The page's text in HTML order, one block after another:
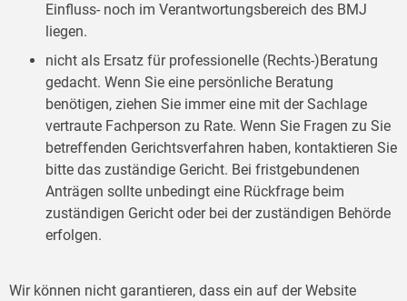
Einfluss- noch im Verantwortungsbereich des BMJ
liegen.
nicht als Ersatz für professionelle (Rechts-)Beratung
gedacht. Wenn Sie eine persönliche Beratung
benötigen, ziehen Sie immer eine mit der Sachlage
vertraute Fachperson zu Rate. Wenn Sie Fragen zu Sie
betreffenden Gerichtsverfahren haben, kontaktieren Sie
bitte das zuständige Gericht. Bei fristgebundenen
Anträgen sollte unbedingt eine Rückfrage beim
zuständigen Gericht oder bei der zuständigen Behörde
erfolgen.
Wir können nicht garantieren, dass ein auf der Website